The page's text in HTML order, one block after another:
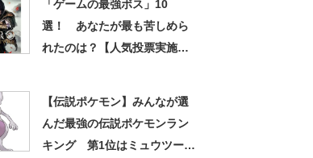
「ゲームの最強ボス」10
選！ あなたが最も苦しめら
れたのは？【人気投票実施
【伝説ポケモン】みんなが選
んだ最強の伝説ポケモンラン
キング 第1位はミュウツーに